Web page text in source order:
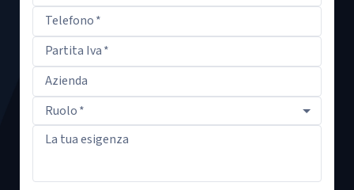
Telefono*
Partita Iva*
Azienda
Ruolo*
La tua esigenza